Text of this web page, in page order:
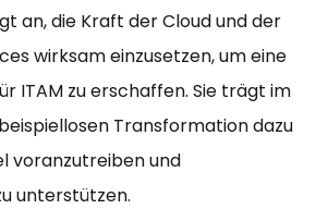
an, die Kraft der Cloud und der
wirksam einzusetzen, um eine
ITAM zu erschaffen. Sie trägt im
Transformation dazu
voranzutreiben und
unterstützen.